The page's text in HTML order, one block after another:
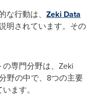
行動は、 Zeki Data
明されています。その
の専門分野は、Zeki
野の中で、8つの主要
ます。